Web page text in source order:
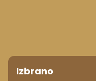
Izbrano